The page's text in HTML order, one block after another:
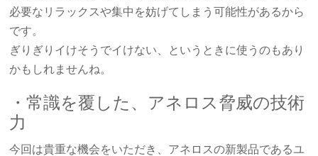
必要なリラックスや集中を妨げてしまう可能性があるから
です。
ぎりぎりイけそうでイけない、というときに使うのもあり
かもしれませんね。
・常識を覆した、アネロス脅威の技術
力
今回は貴重な機会をいただき、アネロスの新製品であるユ